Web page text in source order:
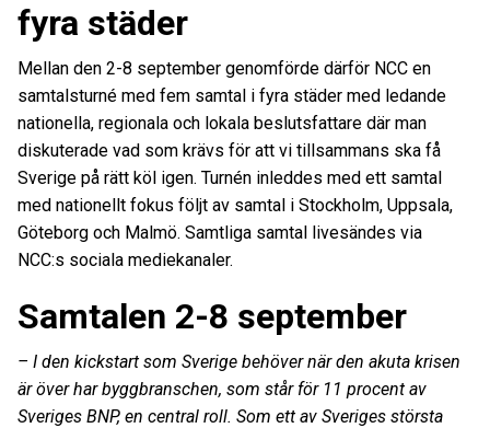
fyra städer
Mellan den 2-8 september genomförde därför NCC en
samtalsturné med fem samtal i fyra städer med ledande
nationella, regionala och lokala beslutsfattare där man
diskuterade vad som krävs för att vi tillsammans ska få
Sverige på rätt köl igen. Turnén inleddes med ett samtal
med nationellt fokus följt av samtal i Stockholm, Uppsala,
Göteborg och Malmö. Samtliga samtal livesändes via
NCC:s sociala mediekanaler.
Samtalen 2-8 september
– I den kickstart som Sverige behöver när den akuta krisen
är över har byggbranschen, som står för 11 procent av
Sveriges BNP, en central roll. Som ett av Sveriges största